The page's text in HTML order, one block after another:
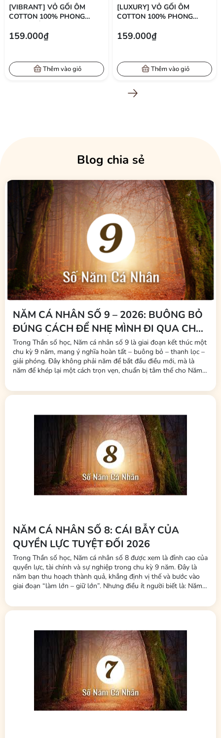
[VIBRANT] VỎ GỐI ÔM
COTTON 100% PHONG
159.000₫
Thêm vào giỏ
[LUXURY] VỎ GỐI ÔM
COTTON 100% PHONG
CM
159.000₫
Thêm vào giỏ
Blog chia sẻ
NĂM CÁ NHÂN SỐ 9 – 2026: BUÔNG BỎ
ĐÚNG CÁCH ĐỂ NHẸ MÌNH ĐI QUA CHU
KỲ CUỐI
Trong Thần số học, Năm cá nhân số 9 là giai đoạn kết thúc một
chu kỳ 9 năm, mang ý nghĩa hoàn tất – buông bỏ – thanh lọc –
giải phóng. Đây không phải năm để bắt đầu điều mới, mà là
năm để khép lại một cách trọn vẹn, chuẩn bị tâm thế cho Năm
bạn đang bước vào Năm cá nhân...
NĂM CÁ NHÂN SỐ 8: CÁI BẪY CỦA
QUYỀN LỰC TUYỆT ĐỐI 2026
Trong Thần số học, Năm cá nhân số 8 được xem là đỉnh cao của
quyền lực, tài chính và sự nghiệp trong chu kỳ 9 năm. Đây là
năm bạn thu hoạch thành quả, khẳng định vị thế và bước vào
giai đoạn “làm lớn – giữ lớn”. Nhưng điều ít người biết là: Năm
cách bạn giữ năng lượng, giữ phúc và giữ cân...